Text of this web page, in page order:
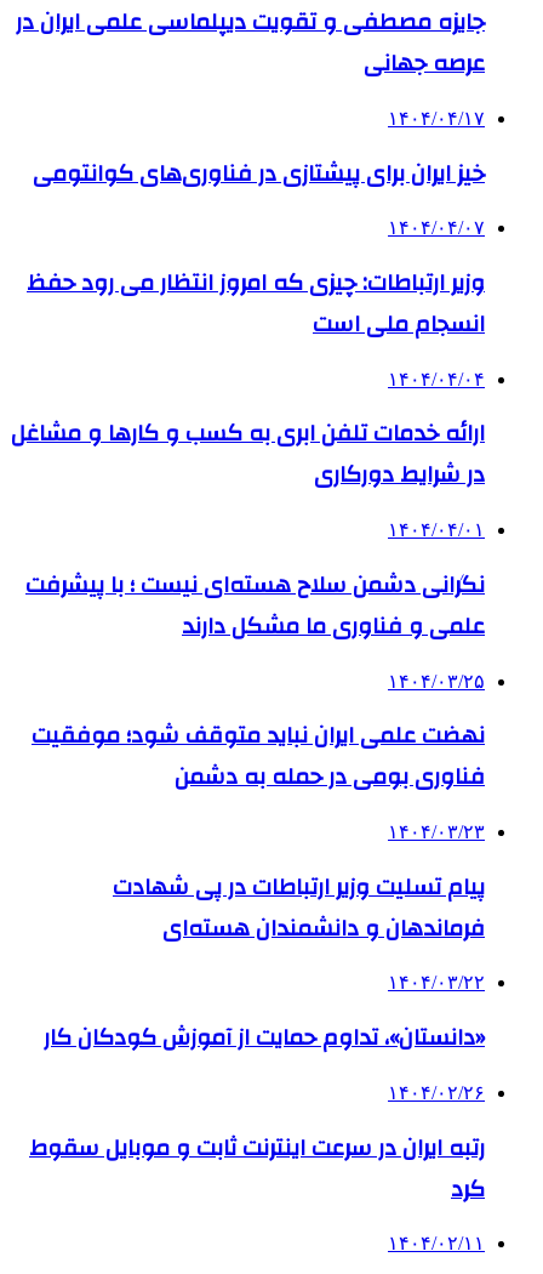
جایزه مصطفی و تقویت دیپلماسی علمی ایران در
عرصه جهانی
۱۴۰۴/۰۴/۱۷
خیز ایران برای پیشتازی در فناوری‌های کوانتومی
۱۴۰۴/۰۴/۰۷
وزیر ارتباطات: چیزی که امروز انتظار می رود حفظ
انسجام ملی است
۱۴۰۴/۰۴/۰۴
ارائه خدمات تلفن ابری به کسب و کارها و مشاغل
در شرایط دورکاری
۱۴۰۴/۰۴/۰۱
نگرانی دشمن سلاح هسته‌ای نیست ؛ با پیشرفت
علمی و فناوری ما مشکل دارند
۱۴۰۴/۰۳/۲۵
نهضت علمی ایران نباید متوقف شود؛ موفقیت
فناوری بومی در حمله به دشمن
۱۴۰۴/۰۳/۲۳
پیام تسلیت وزیر ارتباطات در پی شهادت
فرماندهان و دانشمندان هسته‌ای
۱۴۰۴/۰۳/۲۲
«دانستان»، تداوم حمایت از آموزش کودکان کار
۱۴۰۴/۰۲/۲۶
رتبه ایران در سرعت اینترنت ثابت و موبایل سقوط
کرد
۱۴۰۴/۰۲/۱۱